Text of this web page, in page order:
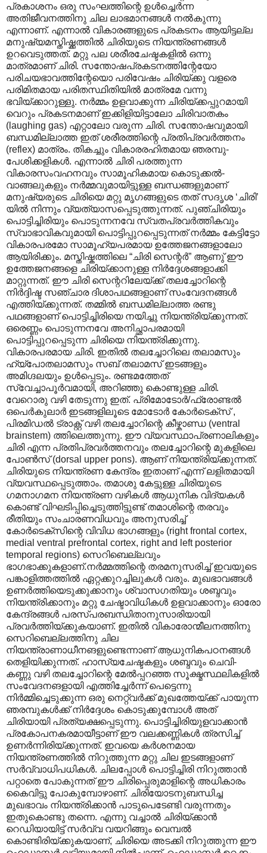
പ്രകാശനം ഒരു സംഘത്തിന്റെ ഉൾച്ചെർന്ന
അതിജീവനത്തിനു ചില ലാഭമാനങ്ങൾ നൽകുന്നു
എന്നാണ്. എന്നാൽ വികാരങ്ങളുടെ പ്രകടനം ആയിട്ടല്ല
മനുഷ്യമസ്തിഷ്ക്കത്തിൽ ചിരിയുടെ നിയന്ത്രണങ്ങൾ
ഉറവെടുത്തത്. മറ്റു പല ശരീരചേഷ്ടകളിൽ ഒന്നു
മാത്രമാണ് ചിരി. സന്തോഷപ്രകടനത്തിന്റേയോ
പരിചയഭാവത്തിന്റേയൊ പരിവേഷം ചിരിയ്ക്കു വളരെ
പരിമിതമായ പരിതസ്ഥിതിയിൽ മാത്രമേ വന്നു
ഭവിയ്ക്കാറുള്ളു. നർമ്മം ഉളവാക്കുന്ന ചിരിയ്ക്കപ്പുറമായി
വെറും പ്രകടനമാണ് ഇക്കിളിയിട്ടാലോ ചിരിവാതകം
(laughing gas) എറ്റാലോ വരുന്ന ചിരി. സന്തോഷവുമായി
ബന്ധമില്ലാത്ത ഇത് ശരീരത്തിന്റെ പ്രതിപ്രവർത്തനം
(reflex) മാത്രം. തികച്ചും വികാരരഹിതമായ ഞരമ്പു-
പേശിക്കളികൾ. എന്നാൽ ചിരി പരത്തുന്ന
വികാരസംവഹനവും സാമൂഹികമായ കൊടുക്കൽ-
വാങ്ങലുകളും നർമ്മവുമായിട്ടുള്ള ബന്ധങ്ങളുമാണ്
മനുഷ്യരുടെ ചിരിയെ മറ്റു മൃഗങ്ങളുടെ തത് സദൃശ ‘ചിരി’
യിൽ നിന്നും വ്യത്യാസപ്പെടുത്തുന്നത്. പുഞ്ചിരിയും
പൊട്ടിച്ചിരിയും പൊടുന്നനവേ സ്വതപ്രവർത്തികവും
സ്വാഭാവികവുമായി പൊട്ടിപ്പുറപ്പെടുന്നത് നർമ്മം കേട്ടിട്ടോ
വികാരപരമോ സാമൂഹ്യപരമായ ഉത്തേജനങ്ങളാലോ
ആയിരിക്കും. മസ്തിഷ്കത്തിലെ “ചിരി സെന്റർ” ആണു് ഈ
ഉത്തേജനങ്ങളെ ചിരിയ്ക്കാനുള്ള നിർദ്ദേശങ്ങളാക്കി
മാറ്റുന്നത്. ഈ ചിരി സെന്ററിലേയ്ക്ക് തലച്ചോറിന്റെ
നിർദ്ദിഷ്ട സഞ്ചാര ദിശാപഥങ്ങളാണ് സംവേദനങ്ങൾ
എത്തിയ്ക്കുന്നത്. തമ്മിൽ ബന്ധമില്ലാത്ത രണ്ടു
പഥങ്ങളാണ് പൊട്ടിച്ചിരിയെ നയിച്ചു നിയന്ത്രിയ്ക്കുന്നത്.
ഒരെണ്ണം പൊടുന്നനവേ അനിച്ഛാപരമായി
പൊട്ടിപ്പുറപ്പെടുന്ന ചിരിയെ നിയന്ത്രിക്കുന്നു.
വികാരപരമായ ചിരി. ഇതിൽ തലച്ചോറിലെ തലാമസും
ഹ്യ്പോതലാമസും സബ് തലാമസ് ഇടങ്ങളും
അമിഗ്ദലയും ഉൾപ്പെടും. രണ്ടമത്തേത്
സ്വേച്ചാപൂർവമായി, അറിഞ്ഞു കൊണ്ടുള്ള ചിരി.
വേറൊരു വഴി തേടുന്നു ഇത്. പ്രിമോടോർ/ഫ്രോണ്ടൽ
ഒപെർകുലാർ ഇടങ്ങളിലൂടെ മോടോർ കോർടെക്സ് ,
പിരമിഡൽ ട്രാക്റ്റ് വഴി തലച്ചോറിന്റെ കീഴ്കാണ്ഡ (ventral
brainstem) ത്തിലെത്തുന്നു. ഈ വ്യവസ്ഥാപ്രണാലികളും
ചിരി എന്ന പ്രതിപ്രവർത്തനവും തലച്ചോറിന്റെ മുകളിലെ
പോൺസ് (dorsal upper pons). ആണ് നിയന്ത്രിയ്ക്കുന്നത്.
ചിരിയുടെ നിയന്ത്രണ കേന്ദ്രം ഇതാണ് എന്ന് ലളിതമായി
വ്യവസ്ഥപ്പെടുത്താം. തമാശു കേട്ടുള്ള ചിരിയുടെ
ഗമനാഗമന നിയന്ത്രണ വഴികൾ ആധുനിക വിദ്യകൾ
കൊണ്ട് വിഘടിപ്പിച്ചെടുത്തിട്ടുണ്ട് തമാശിന്റെ തരവും
രീതിയും സംചാരണവിധവും അനുസരിച്ച്
കോർടെക്സിന്റെ വിവിധ ഭാഗങ്ങളും (right frontal cortex,
medial ventral prefrontal cortex, right and left posterior
temporal regions) സെറിബെല്ലവും
ഭാ‍ഗഭാക്കുകളാണ്.നർമ്മത്തിന്റെ തരമനുസരിച്ച് ഇവയുടെ
പങ്കാളിത്തത്തിൽ ഏറ്റക്കുറച്ചിലുകൾ വരും. മുഖഭാവങ്ങൾ
ഉണർത്തിയെടുക്കുക്കാനും ശ്വാസഗതിയും ശബ്ദവും
നിയന്ത്രിക്കാനും മറ്റു ചേഷ്ടാവിധികൾ ഉളവാക്കാനും ഓരോ
കേന്ദ്രങ്ങൾ പരസ്പരബന്ധിതാനുസാരിയായി
പ്രവർത്തിയ്ക്കുകയാണ്. ഇതിൽ വികാരോന്മീലനത്തിനു
സെറിബെല്ലത്തിനു ചില
നിയന്ത്രാണാധീനങളുണ്ടെന്നാണ് ആധുനികപഠനങ്ങൾ
തെളിയിക്കുന്നത്. ഹാസ്യചേഷ്ടകളും ശബ്ദവും ചെവി-
കണ്ണു വഴി തലച്ചോറിന്റെ മേൽ‌പ്പറഞ്ഞ സൂക്ഷ്മസ്ഥലികളിൽ
സംവേദനങളായി എത്തിച്ചേർന്ന് പെട്ടെന്നു
നിർമ്മിച്ചെടുക്കുന്ന ഒരു നെറ്റ്വർക്ക് മുഖത്തേയ്ക്ക് പായുന്ന
ഞരമ്പുകൾക്ക് നിർദ്ദേശം കൊടുക്കുമ്പോൾ അത്
ചിരിയായി പ്രത്യക്ഷപ്പെടുന്നു. പൊട്ടിച്ചിരിയുളവാക്കാൻ
പ്രകോപനകരമായീട്ടാണ് ഈ വലക്കണ്ണികൾ ത്രസിച്ച്
ഉണർന്നിരിയ്ക്കുന്നത്. ഇവയെ കർശനമായ
നിയന്ത്രണത്തിൽ നിറുത്തുന്ന മറ്റു ചില ഇടങ്ങളാണ്
സർവ്വാധിപധികൾ. ചിലപ്പോൾ പൊട്ടിച്ചിരി നിറുത്താൻ
പറ്റാതെ പോകുന്നത് ഈ ചിരിപ്പെരുമാളിന്റെ അധികാരം
കൈവിട്ടു പോകുമ്പോഴാണ്. ചിരിയോടനുബന്ധിച്ച
മുഖഭാവം നിയന്ത്രിക്കാൻ പാടുപെടേണ്ടി വരുന്നതും
ഇതുകൊണ്ടു തന്നെ. എന്നു വച്ചാൽ ചിരിയ്ക്കാൻ
റെഡിയായിട്ട് സർവ്വ വയറിങ്ങും വെമ്പൽ
കൊണ്ടിരിയ്ക്കുകയാണ്, ചിരിയെ അടക്കി നിറുത്തുന്ന ഈ